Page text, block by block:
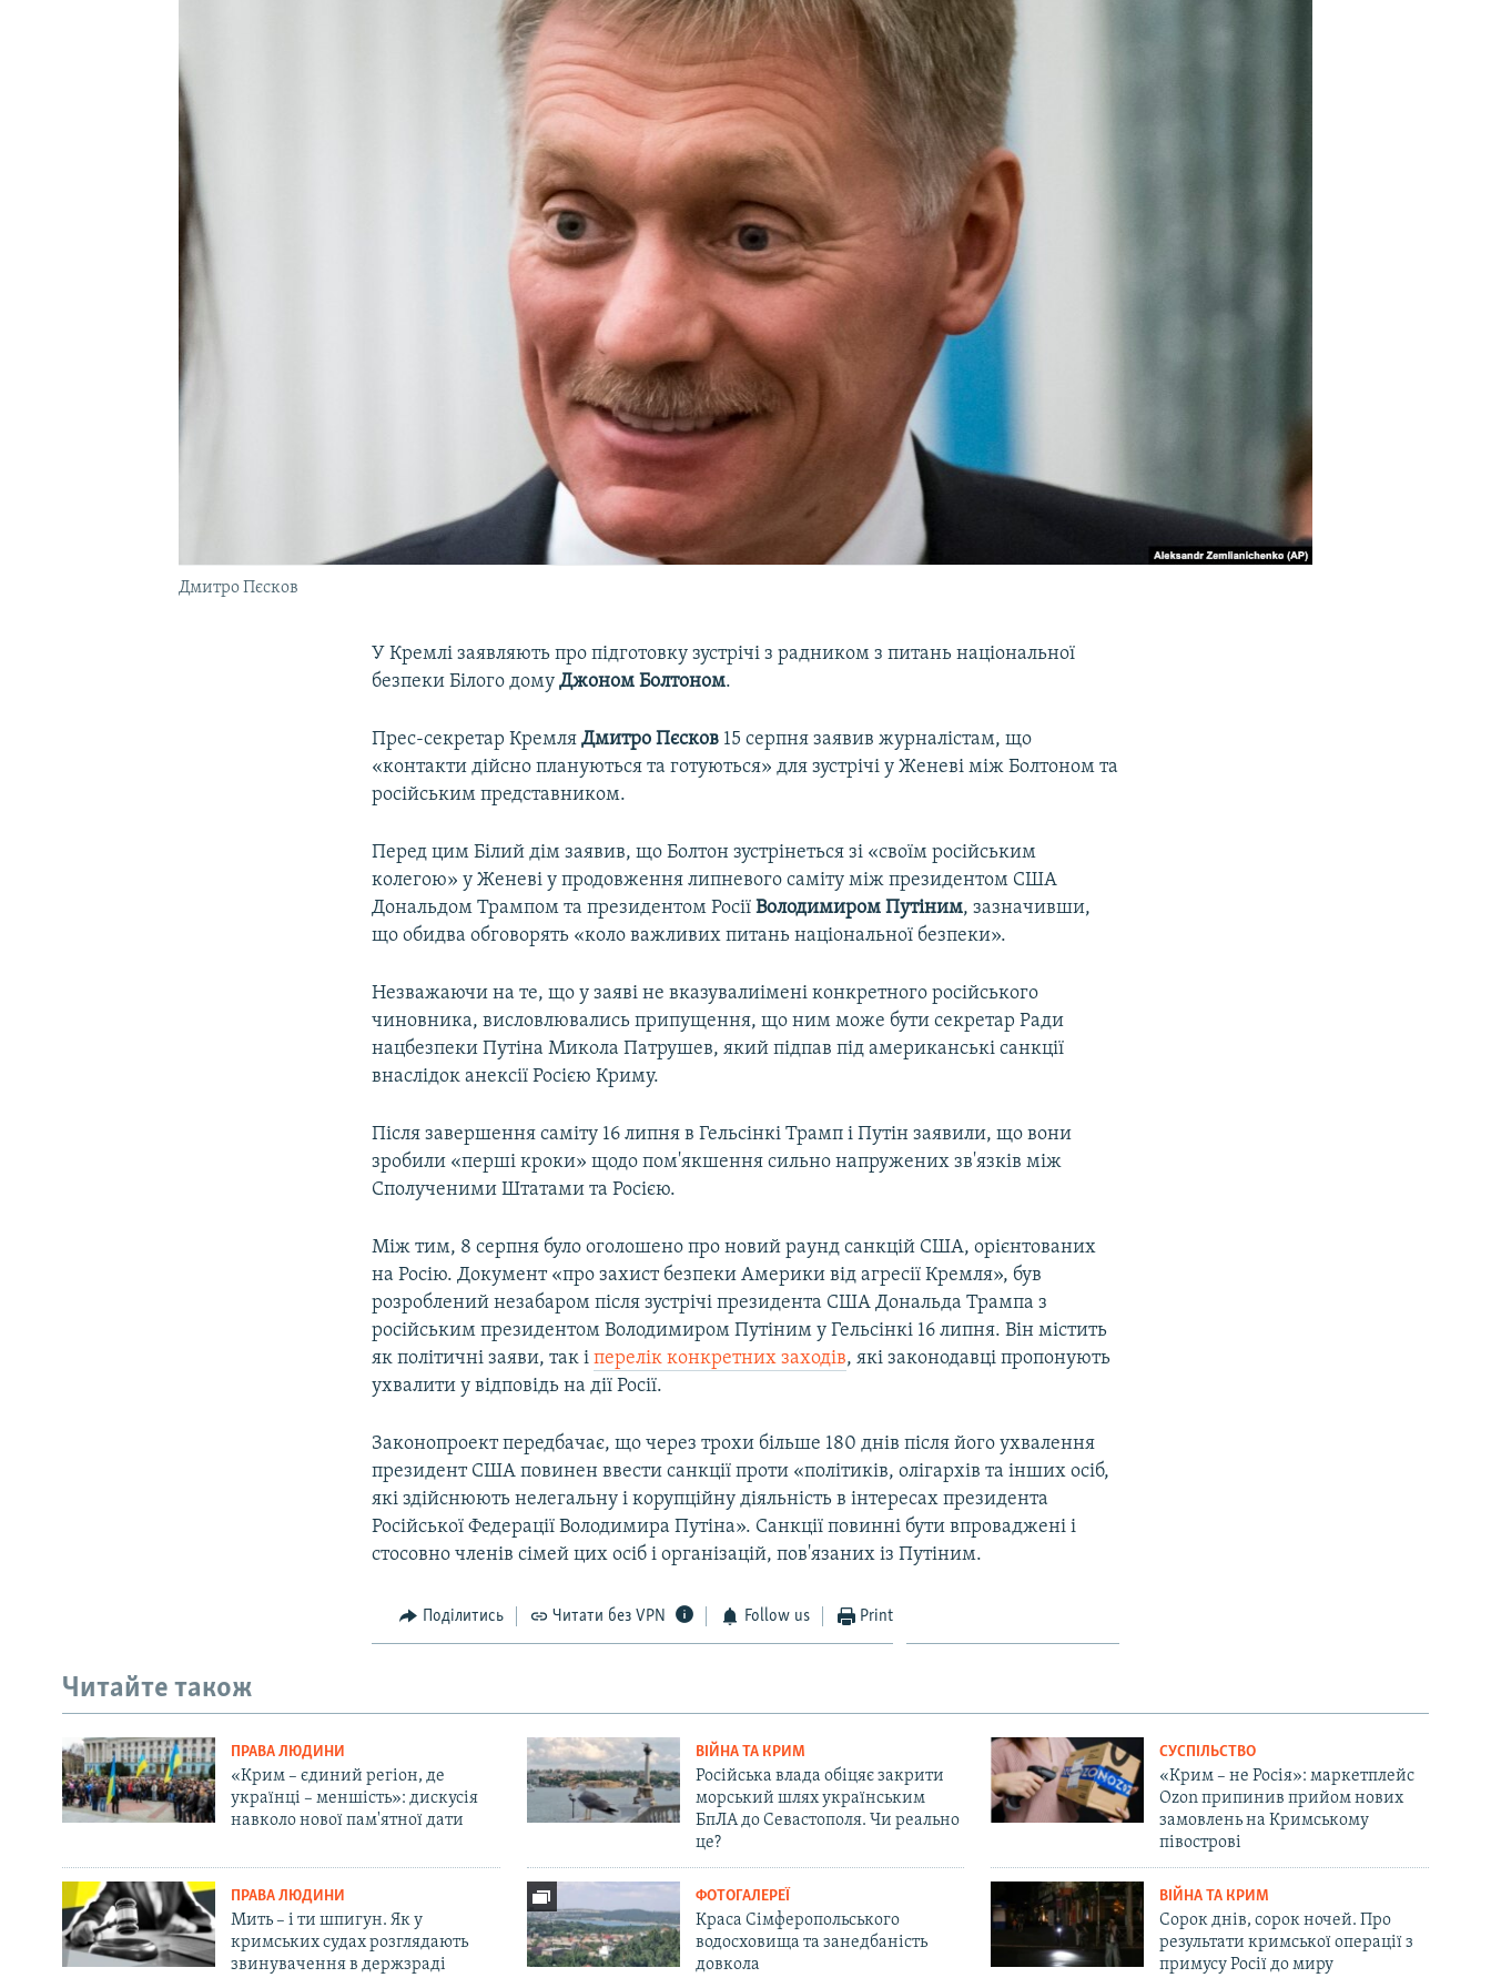
УКРАЇНСЬКА ПРОБЛЕМА КРИМУ
Дмитро Пєсков
У Кремлі заявляють про підготовку зустрічі з радником з питань національної
безпеки Білого домуДжоном Болтоном.
Прес-секретар КремляДмитро Пєсков 15 серпня заявив журналістам, що
«контакти дійсно плануються та готуються» для зустрічі у Женеві між Болтоном та
російським представником.
Перед цим Білий дім заявив, що Болтон зустрінеться зі «своїм російським
колегою» у Женеві у продовження липневого саміту між президентом США
Дональдом Трампом та президентом РосіїВолодимиром Путіним, зазначивши,
що обидва обговорять «коло важливих питань національної безпеки».
Незважаючи на те, що у заяві не вказувалиімені конкретного російського
чиновника, висловлювались припущення, що ним може бути секретар Ради
нацбезпеки Путіна Микола Патрушев, який підпав під американські санкції
внаслідок анексії Росією Криму.
Після завершення саміту 16 липня в Гельсінкі Трамп і Путін заявили, що вони
зробили «перші кроки» щодо пом'якшення сильно напружених зв'язків між
Сполученими Штатами та Росією.
Між тим, 8 серпня було оголошено про новий раунд санкцій США, орієнтованих
на Росію. Документ «про захист безпеки Америки від агресії Кремля», був
розроблений незабаром після зустрічі президента США Дональда Трампа з
російським президентом Володимиром Путіним у Гельсінкі 16 липня. Він містить
як політичні заяви, так іперелік конкретних заходів, які законодавці пропонують
ухвалити у відповідь на дії Росії.
Законопроект передбачає, що через трохи більше 180 днів після його ухвалення
президент США повинен ввести санкції проти «політиків, олігархів та інших осіб,
які здійснюють нелегальну і корупційну діяльність в інтересах президента
Російської Федерації Володимира Путіна». Санкції повинні бути впроваджені і
стосовно членів сімей цих осіб і організацій, пов'язаних із Путіним.
Поділитись Читати без VPN Follow us Print
Читайте також
ПРАВА ЛЮДИНИ
«Крим – єдиний регіон, де
українці – меншість»: дискусія
навколо нової пам'ятної дати
ВІЙНА ТА КРИМ
Російська влада обіцяє закрити
морський шлях українським
БпЛА до Севастополя. Чи реально
це?
СУСПІЛЬСТВО
«Крим – не Росія»: маркетплейс
Ozon припинив прийом нових
замовлень на Кримському
півострові
ПРАВА ЛЮДИНИ
Мить – і ти шпигун. Як у
кримських судах розглядають
звинувачення в держзраді
ФОТОГАЛЕРЕЇ
Краса Сімферопольського
водосховища та занедбаність
довкола
ВІЙНА ТА КРИМ
Сорок днів, сорок ночей. Про
результати кримської операції з
примусу Росії до миру